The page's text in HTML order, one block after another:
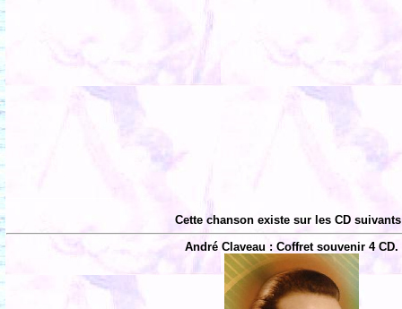
Cette chanson existe sur les CD
André Claveau : Coffret souvenir 4 CD.